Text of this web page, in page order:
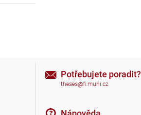
Potřebujete poradit?
theses@fi.muni.cz